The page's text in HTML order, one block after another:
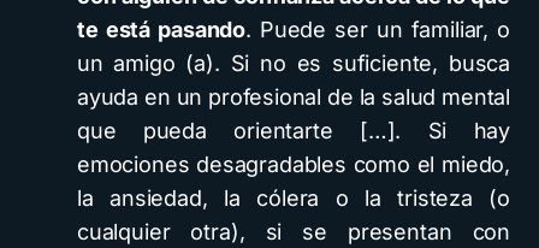
te está pasando. Puede ser un familiar, o
un amigo (a). Si no es suficiente, busca
ayuda en un profesional de la salud mental
que pueda orientarte […]. Si hay
emociones desagradables como el miedo,
la ansiedad, la cólera o la tristeza (o
cualquier otra), si se presentan con